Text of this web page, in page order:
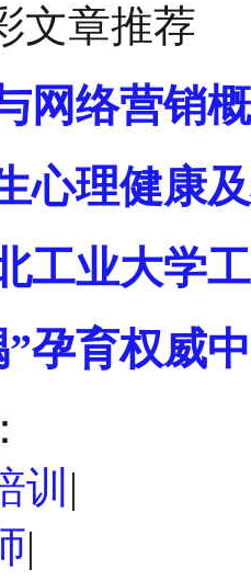
文章推荐
网络营销
心理健康
工业大学工
孕育权威
训 |
|